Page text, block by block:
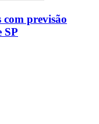
com previsão
SP